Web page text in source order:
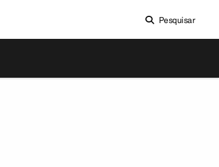
Pesquisar